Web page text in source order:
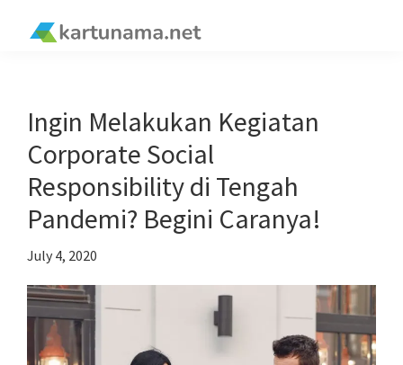
Ingin Melakukan Kegiatan
Corporate Social
Responsibility di Tengah
Pandemi? Begini Caranya!
July 4, 2020